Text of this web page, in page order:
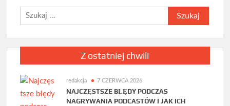
Szukaj:
Z ostatniej chwili
redakcja 7 CZERWCA 2026
NAJCZĘSTSZE BŁĘDY PODCZAS
NAGRYWANIA PODCASTÓW I JAK ICH